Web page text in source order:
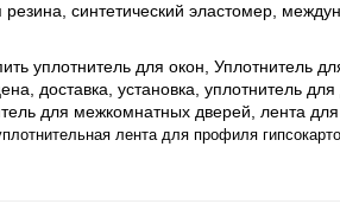
резина, синтетический эластомер,
уплотнитель для окон, Уплотнитель
доставка, установка, уплотнитель для
для межкомнатных дверей, лента для
лента для профиля